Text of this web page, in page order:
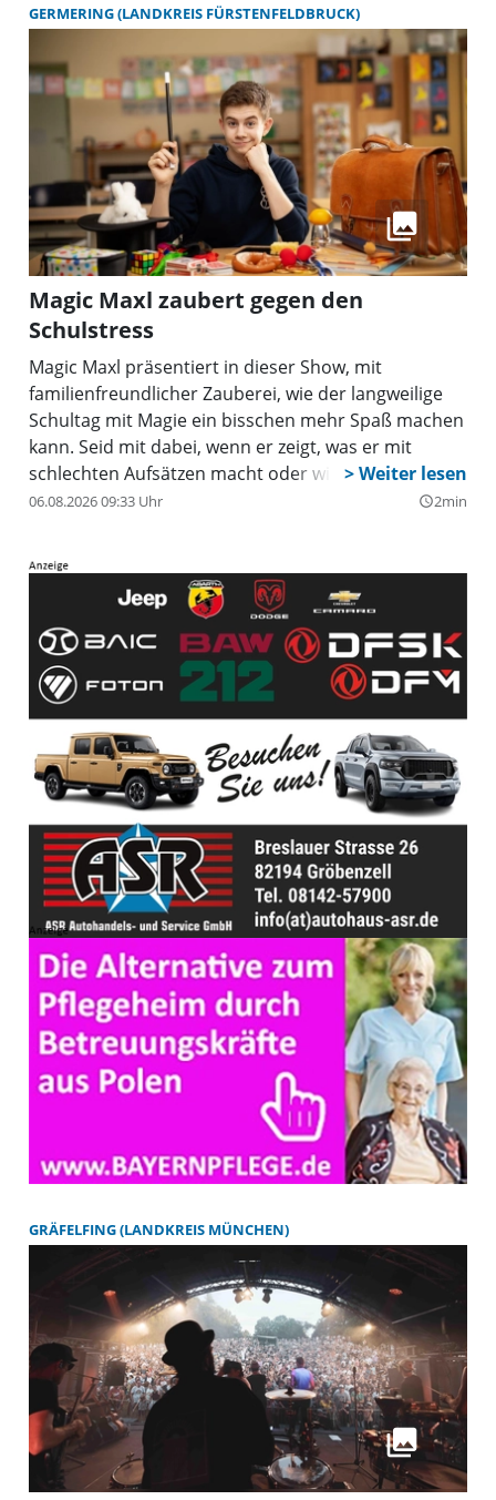
GERMERING (LANDKREIS FÜRSTENFELDBRUCK)
Magic Maxl zaubert gegen den
Schulstress
Magic Maxl präsentiert in dieser Show, mit
familienfreundlicher Zauberei, wie der langweilige
Schultag mit Magie ein bisschen mehr Spaß machen
kann. Seid mit dabei, wenn er zeigt, was er mit
schlechten Aufsätzen macht oder wie er eine
Matheaufgabe löst! Denn die Lehrer sagen zwar
06.08.2026 09:33 Uhr query_builder2min
GRÄFELFING (LANDKREIS MÜNCHEN)